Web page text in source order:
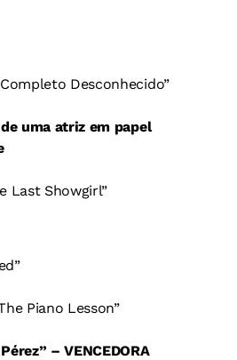
Desconhecido”
uma atriz em papel
Last Showgirl”
Piano Lesson”
– VENCEDORA